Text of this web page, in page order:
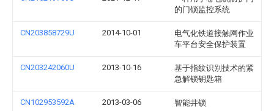
的门锁监控系统
CN203858729U 2014-10-01
电气化铁道接触网作业
车平台安全保护装置
CN203242060U 2013-10-16
基于指纹识别技术的紧
急解锁钥匙箱
CN102953592A 2013-03-06 智能井锁